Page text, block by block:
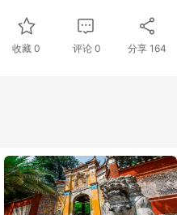
收藏 0 评论 0 分享 164